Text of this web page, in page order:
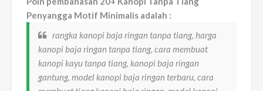
Penyangga Motif Minimalis adalah :
rangka kanopi baja ringan tanpa tiang, harga
kanopi baja ringan tanpa tiang, cara membuat
kanopi kayu tanpa tiang, kanopi baja ringan
gantung, model kanopi baja ringan terbaru, cara